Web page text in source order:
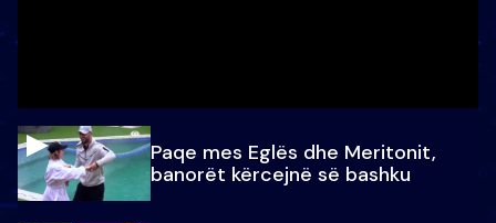
Paqe mes Eglës dhe Meritonit,
banorët kërcejnë së bashku